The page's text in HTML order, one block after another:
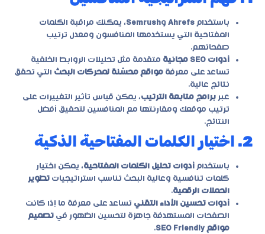
باستخدام Ahrefs وSemrush، يمكنك مراقبة الكلمات
المفتاحية التي يستخدمها المنافسون ومعدل ترتيب
صفحاتهم.
أدوات SEO مجانية
متقدمة مثل تحليلات الروابط الخلفية
تساعد على معرفة مواقع محسّنة لمحركات البحث التي تحقق
نتائج عالية.
عبر برامج متابعة الترتيب، يمكن قياس تأثير التغييرات على
ترتيب موقعك ومقارنتها مع المنافسين لتحقيق أفضل
النتائج.
2. اختيار الكلمات المفتاحية الذكية
باستخدام أدوات تحليل الكلمات المفتاحية، يمكن اختيار
كلمات تنافسية وعالية البحث تناسب استراتيجيات تطوير
الحملات الرقمية.
أدوات تحسين الأداء التقني تساعد على معرفة ما إذا كانت
الصفحات المستهدفة جاهزة لتحسين الظهور في تصميم
مواقع SEO Friendly
.